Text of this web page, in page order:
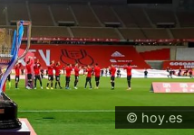
© hoy.es